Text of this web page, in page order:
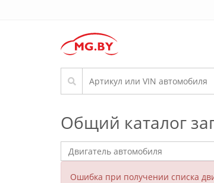
Общий каталог
Ошибка при получении списка